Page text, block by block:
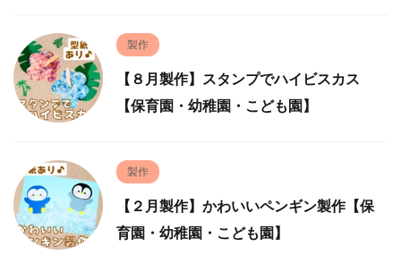
製作
【８月製作】スタンプでハイビスカス
【保育園・幼稚園・こども園】
製作
【２月製作】かわいいペンギン製作【保
育園・幼稚園・こども園】